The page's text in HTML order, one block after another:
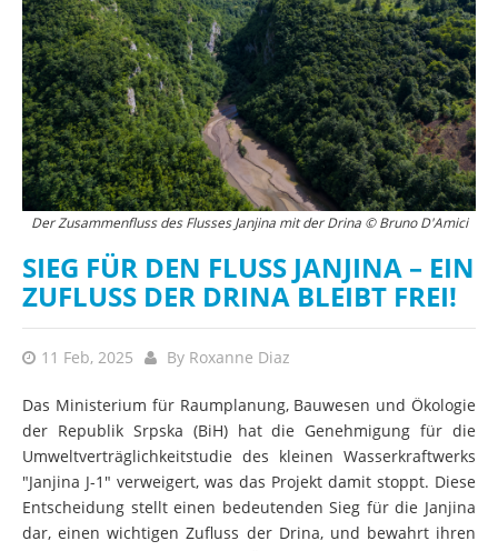
Der Zusammenfluss des Flusses Janjina mit der Drina © Bruno D'Amici
SIEG FÜR DEN FLUSS JANJINA – EIN
ZUFLUSS DER DRINA BLEIBT FREI!
11 Feb, 2025 By Roxanne Diaz
Das Ministerium für Raumplanung, Bauwesen und Ökologie
der Republik Srpska (BiH) hat die Genehmigung für die
Umweltverträglichkeitstudie des kleinen Wasserkraftwerks
"Janjina J-1" verweigert, was das Projekt damit stoppt. Diese
Entscheidung stellt einen bedeutenden Sieg für die Janjina
dar, einen wichtigen Zufluss der Drina, und bewahrt ihren